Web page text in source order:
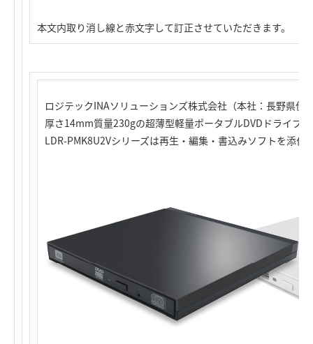
本文内取り消し線と赤文字して訂正させていただきます。
ロジテックINAソリューションズ株式会社（本社：長野県伊
厚さ14mm質量230gの超薄型軽量ポータブルDVDドライブ
LDR-PMK8U2Vシリーズは再生・編集・書込みソフトを添付